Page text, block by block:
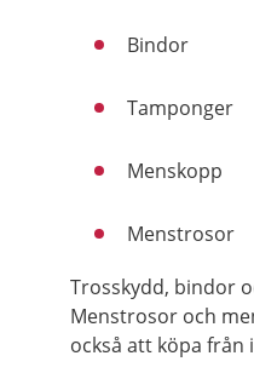
Bindor
Tamponger
Menskopp
Menstrosor
Trosskydd, bindor
Menstrosor och
också att köpa från